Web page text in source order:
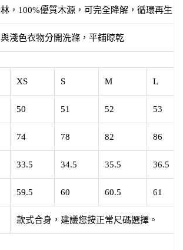
林，100%優質木源，可完全降解，循環再生
與淺色衣物分開洗滌，平鋪晾乾
XS S M L
50 51 52 53
74 78 82 86
33.5 34.5 35.5 36.5
59.5 60 60.5 61
款式合身，建議您按正常尺碼選擇。